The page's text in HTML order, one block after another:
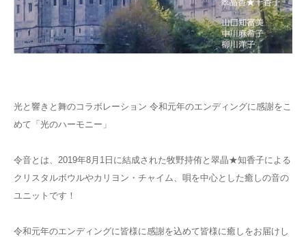
光と響きと舞のコラボレーション 令和元年のエンディングに感謝をこ
めて「光のハーモニー」
令音とは、2019年8月1日に結成された牧野持侑と翠晶★知香子による
クリスタルボウルやカリヨン・チャイム、唄を中心とした癒しの音の
ユニットです！
令和元年のエンディングに皆様に感謝を込めて皆様に癒しをお届けし